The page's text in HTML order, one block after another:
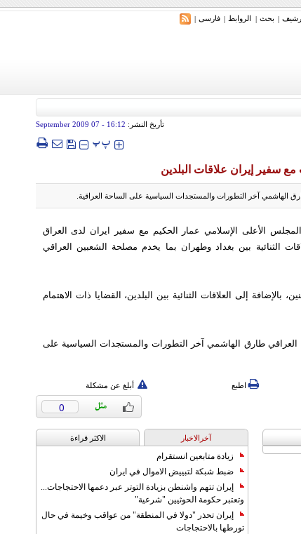
| بحث | الروابط | فارسی |
تأريخ النشر: 16:12
- 07 September 2009
‍‍‍ پپ
مع سفير إيران علاقات البلدين
الهاشمي آخر التطورات والمستجدات السياسية على الساحة العراقية.
الأعلى الإسلامي عمار الحكيم مع سفير ايران لدى العراق
بين بغداد وطهران بما يخدم مصلحة الشعبين العراقي
إلى العلاقات الثنائية بين البلدين، القضايا ذات الاهتمام
طارق الهاشمي آخر التطورات والمستجدات السياسية على
اطبع أبلغ عن مشكلة
0
آخرالاخبار الاکثر قراءة
زيادة متابعين انستقرام
ضبط شبكة لتبييض الاموال في ايران
إيران تتهم واشنطن بزيادة التوتر عبر دعمها الاحتجاجات...
وتعتبر حكومة الحوثيين "شرعية"
إيران تحذر "دولا في المنطقة" من عواقب وخيمة في حال
تورطها بالاحتجاجات